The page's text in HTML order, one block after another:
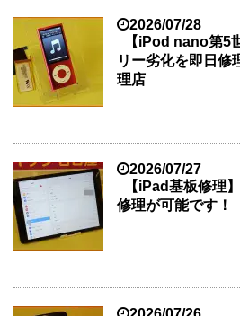
2026/07/28
【iPod nano第5
リー劣化を即日修
理店
2026/07/27
【iPad基板修理
修理が可能です！